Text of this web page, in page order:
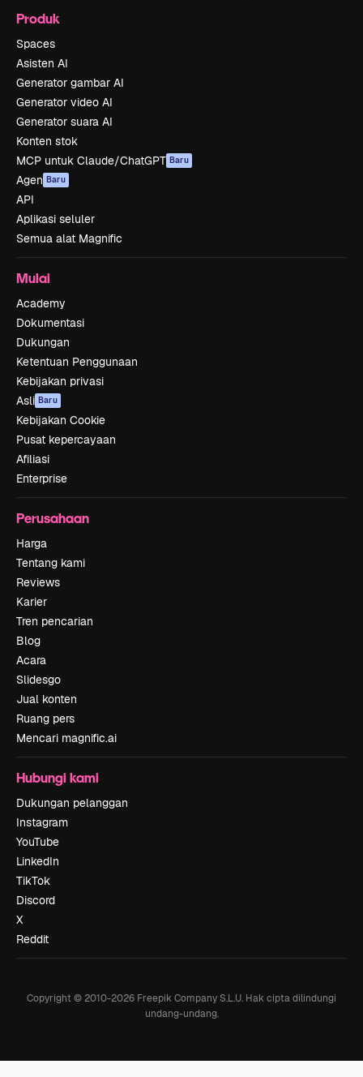
Produk
Spaces
Asisten AI
Generator gambar AI
Generator video AI
Generator suara AI
Konten stok
MCP untuk Claude/ChatGPT Baru
Agen Baru
API
Aplikasi seluler
Semua alat Magnific
Mulai
Academy
Dokumentasi
Dukungan
Ketentuan Penggunaan
Kebijakan privasi
Asli Baru
Kebijakan Cookie
Pusat kepercayaan
Afiliasi
Enterprise
Perusahaan
Harga
Tentang kami
Reviews
Karier
Tren pencarian
Blog
Acara
Slidesgo
Jual konten
Ruang pers
Mencari magnific.ai
Hubungi kami
Dukungan pelanggan
Instagram
YouTube
LinkedIn
TikTok
Discord
X
Reddit
Copyright © 2010-2026 Freepik Company S.L.U. Hak cipta dilindungi
undang-undang.